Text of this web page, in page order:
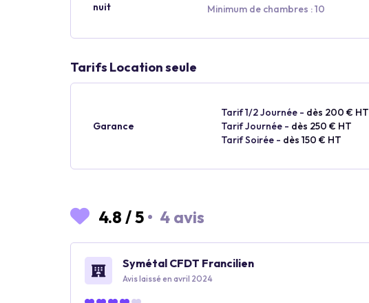
nuit
Minimum de chambres : 10
Tarifs Location seule
Garance
Tarif 1/2 Journée - dès 200 € HT
Tarif Journée - dès 250 € HT
Tarif Soirée - dès 150 € HT
4.8 /5 • 4 avis
Symétal CFDT Francilien
Avis laissé en avril 2024